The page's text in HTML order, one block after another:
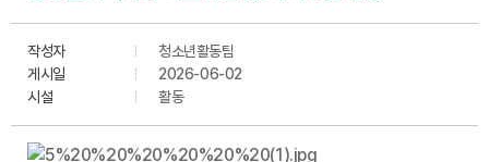
작성자
청소년활동팀
게시일
2026-06-02
시설
활동